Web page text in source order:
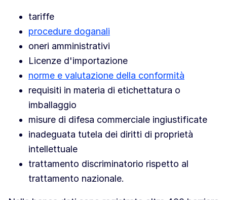
tariffe
procedure doganali
oneri amministrativi
Licenze d'importazione
norme e valutazione della conformità
requisiti in materia di etichettatura o
imballaggio
misure di difesa commerciale ingiustificate
inadeguata tutela dei diritti di proprietà
intellettuale
trattamento discriminatorio rispetto al
trattamento nazionale.